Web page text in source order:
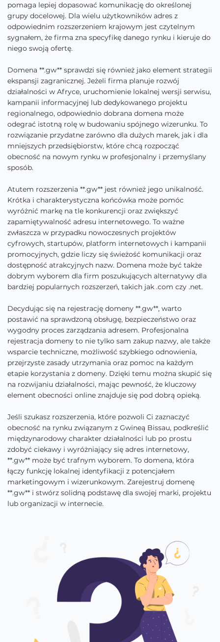
pomaga lepiej dopasować komunikację do określonej
grupy docelowej. Dla wielu użytkowników adres z
odpowiednim rozszerzeniem krajowym jest czytelnym
sygnałem, że firma zna specyfikę danego rynku i kieruje do
niego swoją ofertę.
Domena **.gw** sprawdzi się również jako element strategii
ekspansji zagranicznej. Jeżeli firma planuje rozwój
działalności w Afryce, uruchomienie lokalnej wersji serwisu,
kampanii informacyjnej lub dedykowanego projektu
regionalnego, odpowiednio dobrana domena może
odegrać istotną rolę w budowaniu spójnego wizerunku. To
rozwiązanie przydatne zarówno dla dużych marek, jak i dla
mniejszych przedsiębiorstw, które chcą rozpocząć
obecność na nowym rynku w profesjonalny i przemyślany
sposób.
Atutem rozszerzenia **.gw** jest również jego unikalność.
Krótka i charakterystyczna końcówka może pomóc
wyróżnić markę na tle konkurencji oraz zwiększyć
zapamiętywalność adresu internetowego. To ważne
zwłaszcza w przypadku nowoczesnych projektów
cyfrowych, startupów, platform internetowych i kampanii
promocyjnych, gdzie liczy się świeżość komunikacji oraz
dostępność atrakcyjnych nazw. Domena może być także
dobrym wyborem dla firm poszukujących alternatywy dla
bardziej popularnych rozszerzeń, takich jak .com czy .net.
Decydując się na rejestrację domeny **.gw**, warto
postawić na sprawdzoną obsługę, bezpieczeństwo oraz
wygodny proces zarządzania adresem. Profesjonalna
rejestracja domeny to nie tylko sam zakup nazwy, ale także
wsparcie techniczne, możliwość szybkiego odnowienia,
przejrzyste zasady utrzymania oraz pomoc na każdym
etapie korzystania z domeny. Dzięki temu można skupić się
na rozwijaniu działalności, mając pewność, że kluczowy
element obecności online znajduje się pod dobrą opieką.
Jeśli szukasz rozszerzenia, które pozwoli Ci zaznaczyć
obecność na rynku związanym z Gwineą Bissau, podkreślić
międzynarodowy charakter działalności lub po prostu
zdobyć ciekawy i wyróżniający się adres internetowy,
**.gw** może być trafnym wyborem. To domena, która
łączy funkcję lokalnej identyfikacji z potencjałem
marketingowym i wizerunkowym. Zarejestruj domenę
**.gw** i stwórz solidną podstawę dla swojej marki, projektu
lub organizacji w internecie.